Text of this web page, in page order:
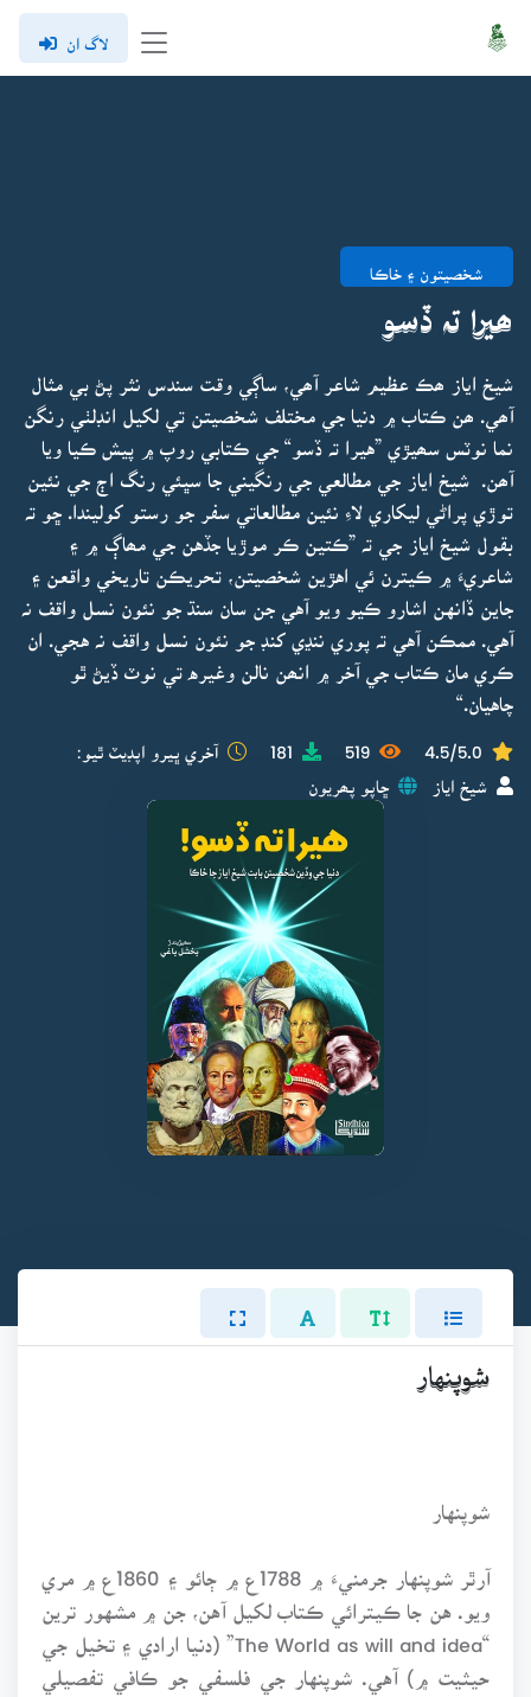
لاگ ان
شخصيتون ۽ خاڪا
ھيرا تہ ڏسو
شيخ اياز ھڪ عظيم شاعر آھي، ساڳي وقت سندس نثر پڻ بي مثال
آھي. ھن ڪتاب ۾ دنيا جي مختلف شخصيتن تي لکيل انڊلٺي رنگن
نما نوٽس سھيڙي ”هيرا تہ ڏسو“ جي ڪتابي روپ ۾ پيش ڪيا ويا
آھن. شيخ اياز جي مطالعي جي رنگيني جا سڀئي رنگ اڄ جي نئين
توڙي پراڻي ليکاري لاءِ نئين مطالعاتي سفر جو رستو کوليندا. ڇو تہ
بقول شيخ اياز جي تہ ”ڪتين ڪر موڙيا جڏهن جي مھاڳ ۾ ۽
شاعريءَ ۾ ڪيترن ئي اهڙين شخصيتن، تحريڪن تاريخي واقعن ۽
جاين ڏانهن اشارو ڪيو ويو آهي جن سان سنڌ جو نئون نسل واقف نہ
آهي. ممڪن آهي تہ پوري ننڍي کنڊ جو نئون نسل واقف نہ هجي. ان
ڪري مان ڪتاب جي آخر ۾ انھن نالن وغيره تي نوٽ ڏيڻ ٿو
چاهيان.“
4.5/5.0
519
181 آخري ڀيرو اپڊيٽ ٿيو:
شيخ اياز ڇاپو پھريون
شوپنهار
شوپنهار
ويو. هن جا ڪيترائي ڪتاب لکيل آهن، جن ۾ مشهور ترين
“The World as will and idea” (دنيا ارادي ۽ تخيل جي
حيثيت ۾) آهي. شوپنهار جي فلسفي جو ڪافي تفصيلي